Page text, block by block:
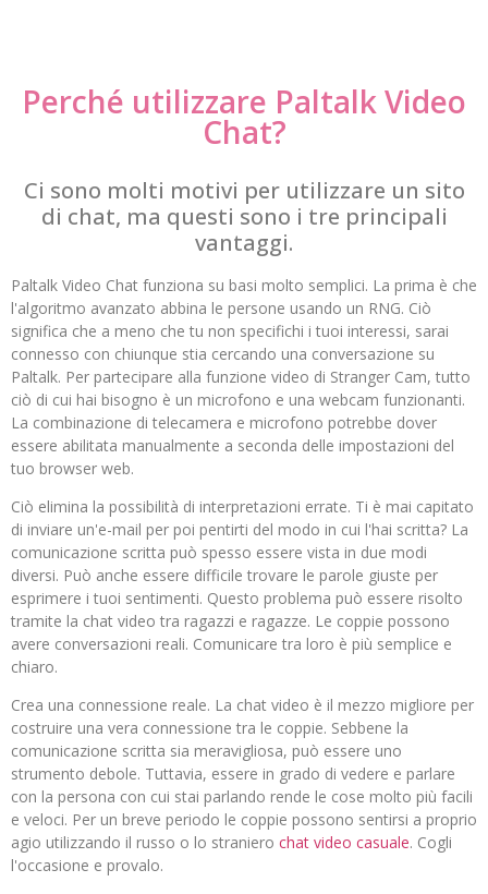
Perché utilizzare Paltalk Video
Chat?
Ci sono molti motivi per utilizzare un sito
di chat, ma questi sono i tre principali
vantaggi.
Paltalk Video Chat funziona su basi molto semplici. La prima è che
l'algoritmo avanzato abbina le persone usando un RNG. Ciò
significa che a meno che tu non specifichi i tuoi interessi, sarai
connesso con chiunque stia cercando una conversazione su
Paltalk. Per partecipare alla funzione video di Stranger Cam, tutto
ciò di cui hai bisogno è un microfono e una webcam funzionanti.
La combinazione di telecamera e microfono potrebbe dover
essere abilitata manualmente a seconda delle impostazioni del
tuo browser web.
Ciò elimina la possibilità di interpretazioni errate. Ti è mai capitato
di inviare un'e-mail per poi pentirti del modo in cui l'hai scritta? La
comunicazione scritta può spesso essere vista in due modi
diversi. Può anche essere difficile trovare le parole giuste per
esprimere i tuoi sentimenti. Questo problema può essere risolto
tramite la chat video tra ragazzi e ragazze. Le coppie possono
avere conversazioni reali. Comunicare tra loro è più semplice e
chiaro.
Crea una connessione reale. La chat video è il mezzo migliore per
costruire una vera connessione tra le coppie. Sebbene la
comunicazione scritta sia meravigliosa, può essere uno
strumento debole. Tuttavia, essere in grado di vedere e parlare
con la persona con cui stai parlando rende le cose molto più facili
e veloci. Per un breve periodo le coppie possono sentirsi a proprio
agio utilizzando il russo o lo straniero chat video casuale. Cogli
l'occasione e provalo.